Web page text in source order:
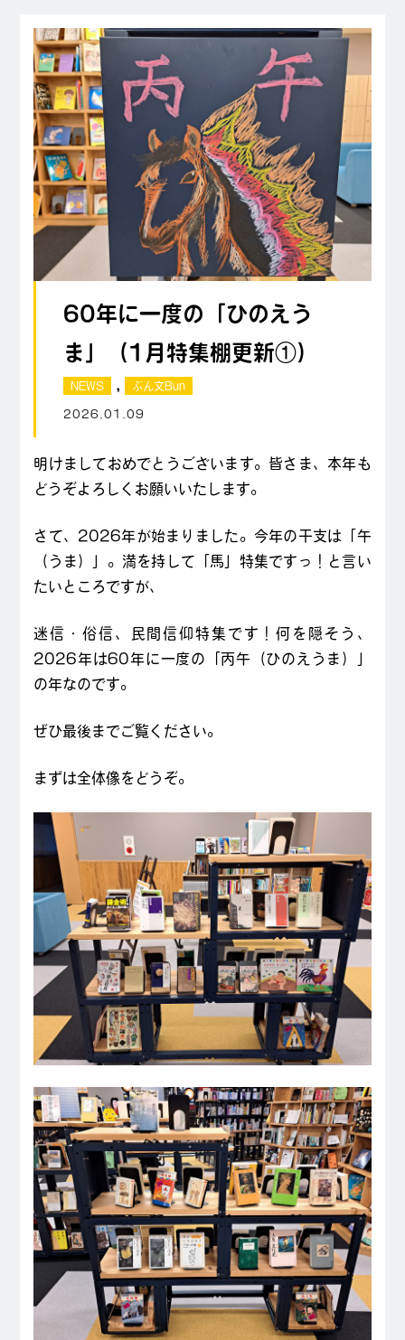
60年に一度の「ひのえう
ま」（1月特集棚更新①）
NEWS , ぶん文Bun
2026.01.09
明けましておめでとうございます。皆さま、本年も
どうぞよろしくお願いいたします。
さて、2026年が始まりました。今年の干支は「午
（うま）」。満を持して「馬」特集ですっ！と言い
たいところですが、
迷信・俗信、民間信仰特集です！何を隠そう、
2026年は60年に一度の「丙午（ひのえうま）」
の年なのです。
ぜひ最後までご覧ください。
まずは全体像をどうぞ。